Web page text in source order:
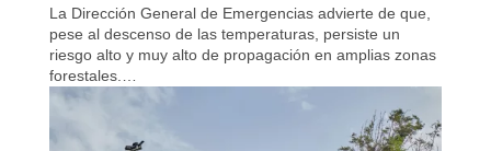
La Dirección General de Emergencias advierte de que,
pese al descenso de las temperaturas, persiste un
riesgo alto y muy alto de propagación en amplias zonas
forestales.…